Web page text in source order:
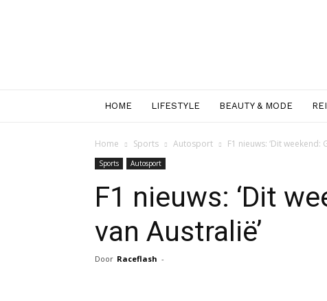
HOME LIFESTYLE BEAUTY & MODE
Home Sports Autosport F1 nieuws: ‘Dit weekend:
Sports Autosport
F1 nieuws: ‘Dit
van Australië’
Door Raceflash -